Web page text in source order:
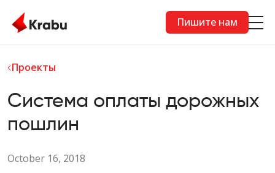
Пишите нам
Проекты
Система оплаты дорожных
пошлин
October 16, 2018